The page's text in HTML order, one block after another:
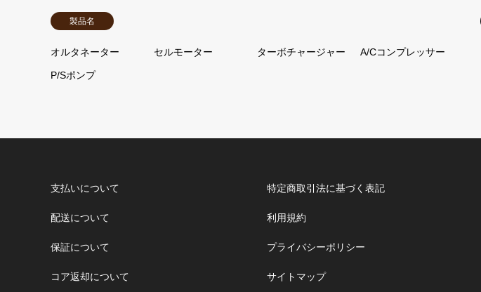
製品名
オルタネーター セルモーター ターボチャージャー A/Cコンプレッサー
P/Sポンプ
支払いについて
配送について
保証について
コア返却について
特定商取引法に基づく表記
利用規約
プライバシーポリシー
サイトマップ